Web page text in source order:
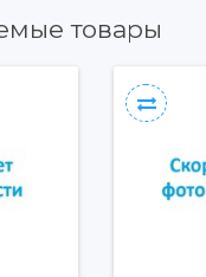
товары